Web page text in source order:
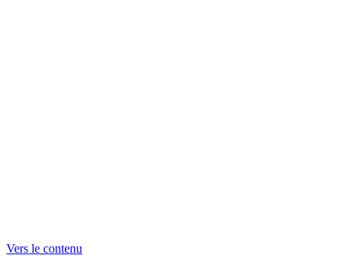
Vers le contenu